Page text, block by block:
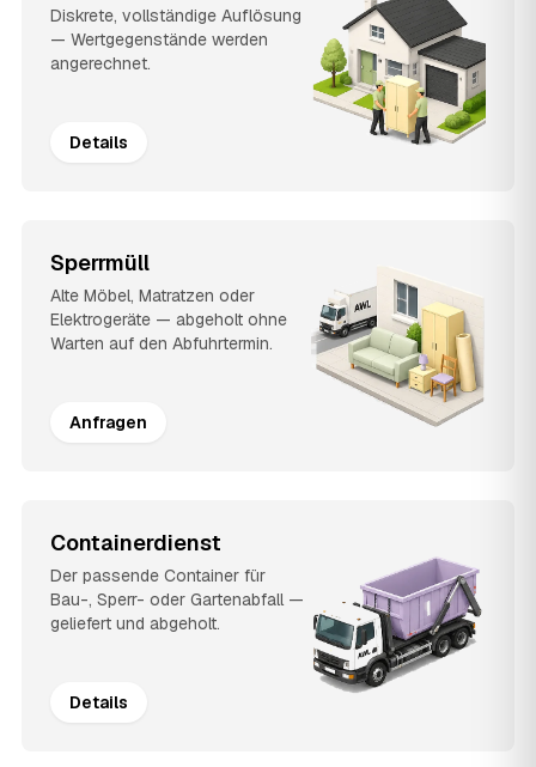
Diskrete, vollständige Auflösung
— Wertgegenstände werden
angerechnet.
Details
Sperrmüll
Alte Möbel, Matratzen oder
Elektrogeräte — abgeholt ohne
Warten auf den Abfuhrtermin.
Anfragen
Containerdienst
Der passende Container für
Bau-, Sperr- oder Gartenabfall —
geliefert und abgeholt.
Details